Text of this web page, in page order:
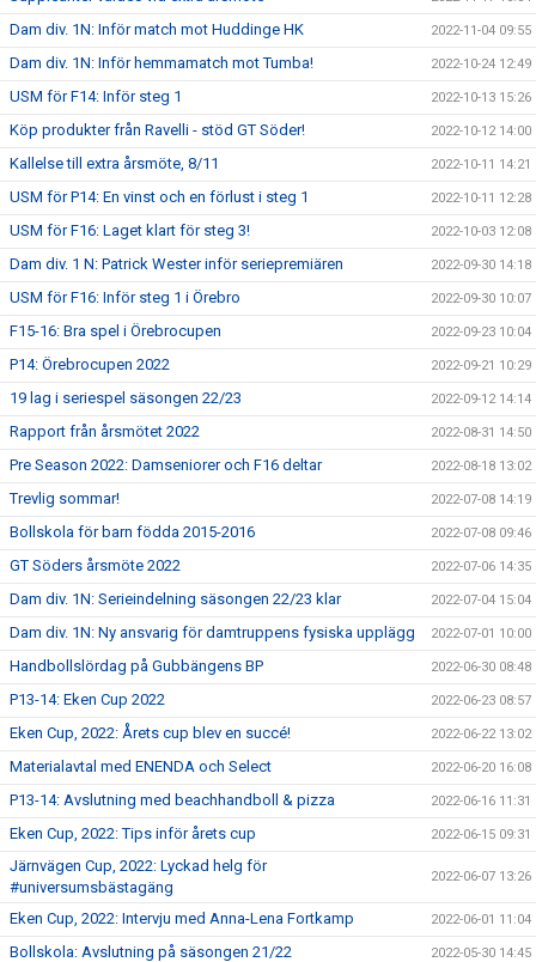
Dam div. 1N: Inför match mot Huddinge HK 2022-11-04 09:55
Dam div. 1N: Inför hemmamatch mot Tumba! 2022-10-24 12:49
USM för F14: Inför steg 1 2022-10-13 15:26
Köp produkter från Ravelli - stöd GT Söder! 2022-10-12 14:00
Kallelse till extra årsmöte, 8/11 2022-10-11 14:21
USM för P14: En vinst och en förlust i steg 1 2022-10-11 12:28
USM för F16: Laget klart för steg 3! 2022-10-03 12:08
Dam div. 1 N: Patrick Wester inför seriepremiären 2022-09-30 14:18
USM för F16: Inför steg 1 i Örebro 2022-09-30 10:07
F15-16: Bra spel i Örebrocupen 2022-09-23 10:04
P14: Örebrocupen 2022 2022-09-21 10:29
19 lag i seriespel säsongen 22/23 2022-09-12 14:14
Rapport från årsmötet 2022 2022-08-31 14:50
Pre Season 2022: Damseniorer och F16 deltar 2022-08-18 13:02
Trevlig sommar! 2022-07-08 14:19
Bollskola för barn födda 2015-2016 2022-07-08 09:46
GT Söders årsmöte 2022 2022-07-06 14:35
Dam div. 1N: Serieindelning säsongen 22/23 klar 2022-07-04 15:04
Dam div. 1N: Ny ansvarig för damtruppens fysiska upplägg 2022-07-01 10:00
Handbollslördag på Gubbängens BP 2022-06-30 08:48
P13-14: Eken Cup 2022 2022-06-23 08:57
Eken Cup, 2022: Årets cup blev en succé! 2022-06-22 13:02
Materialavtal med ENENDA och Select 2022-06-20 16:08
P13-14: Avslutning med beachhandboll & pizza 2022-06-16 11:31
Eken Cup, 2022: Tips inför årets cup 2022-06-15 09:31
Järnvägen Cup, 2022: Lyckad helg för
#universumsbästagäng
2022-06-07 13:26
Eken Cup, 2022: Intervju med Anna-Lena Fortkamp 2022-06-01 11:04
Bollskola: Avslutning på säsongen 21/22 2022-05-30 14:45